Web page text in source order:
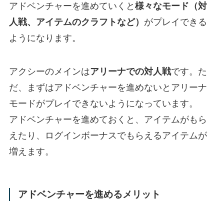
アドベンチャーを進めていくと 様々なモード（対
人戦、アイテムのクラフトなど） がプレイできる
ようになります。
アクシーのメインはアリーナでの対人戦です。た
だ、まずはアドベンチャーを進めないとアリーナ
モードがプレイできないようになっています。
アドベンチャーを進めておくと、アイテムがもら
えたり、ログインボーナスでもらえるアイテムが
増えます。
アドベンチャーを進めるメリット